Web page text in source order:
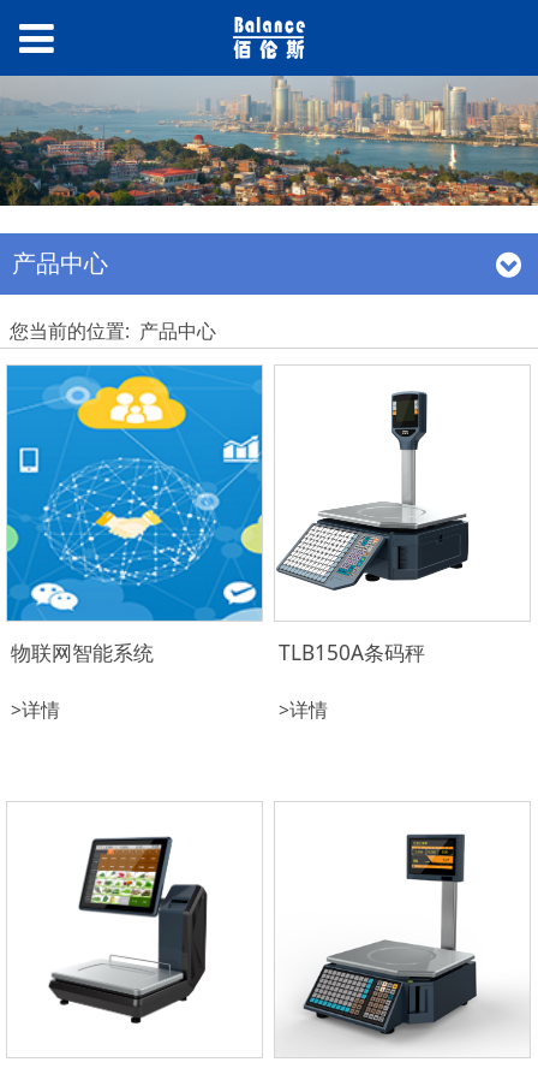
产品中心
您当前的位置: 产品中心
物联网智能系统
>详情
TLB150A条码秤
>详情